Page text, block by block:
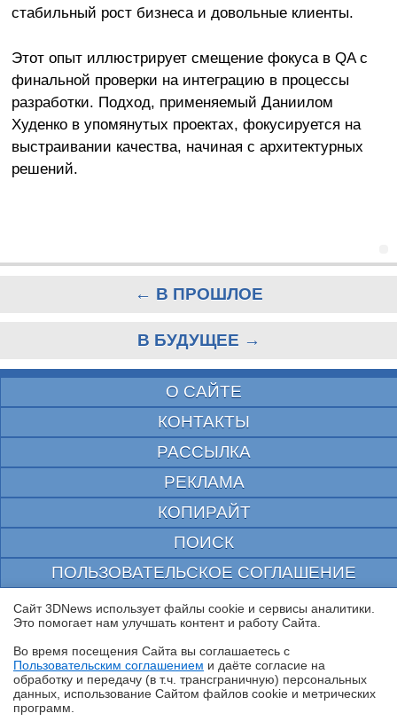
стабильный рост бизнеса и довольные клиенты.
Этот опыт иллюстрирует смещение фокуса в QA с
финальной проверки на интеграцию в процессы
разработки. Подход, применяемый Даниилом
Худенко в упомянутых проектах, фокусируется на
выстраивании качества, начиная с архитектурных
решений.
← В ПРОШЛОЕ
В БУДУЩЕЕ →
О САЙТЕ
КОНТАКТЫ
РАССЫЛКА
РЕКЛАМА
КОПИРАЙТ
ПОИСК
ПОЛЬЗОВАТЕЛЬСКОЕ СОГЛАШЕНИЕ
ЗАЩИЩЕНО CURATOR
© 1997—2026 Электронное периодическое издание "3ДНьюс" | Свидетельство о
выдано Федеральной Службой по надзору за соблюдением законодательства в сфере
массовых коммуникаций и охране культурного наследия
При цитировании документа ссылка на сайт с указанием автора обязательна. Полное
заимствование документа является нарушением
российского и международного законодательства и возможно только с согласия
Сайт 3DNews использует файлы cookie и сервисы аналитики.
Это помогает нам улучшать контент и работу Cайта.
Во время посещения Cайта вы соглашаетесь с
Пользовательским соглашением и даёте согласие на
обработку и передачу (в т.ч. трансграничную) персональных
данных, использование Cайтом файлов cookie и метрических
программ.